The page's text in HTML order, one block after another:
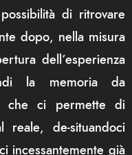
di ritrovare
dopo, nella misura
dell’esperienza
la memoria da
che ci permette di
reale, de-situandoci
incessantemente già